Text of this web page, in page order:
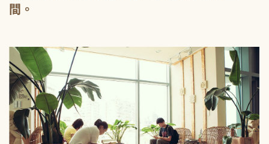
間。